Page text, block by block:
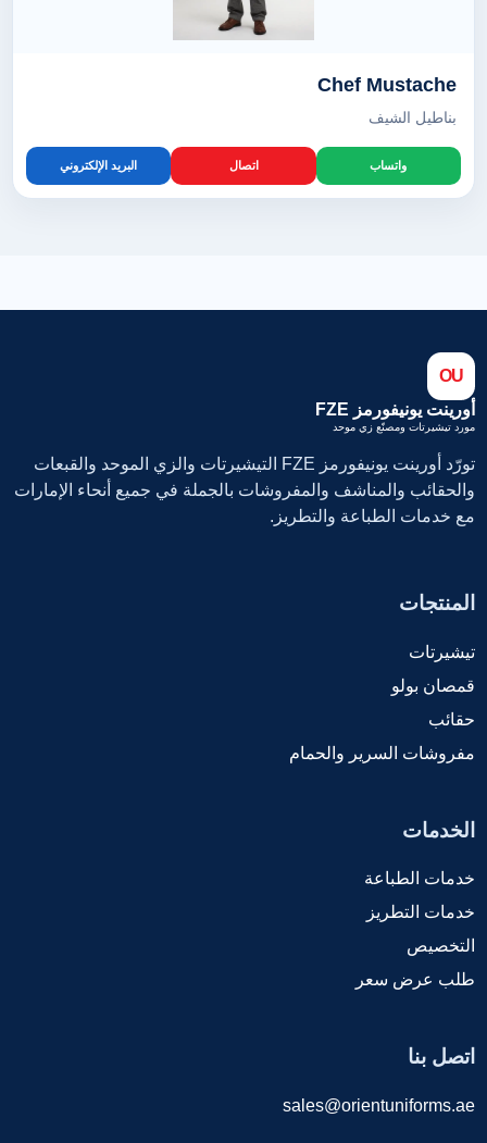
Chef Mustache
بناطيل الشيف
واتساب اتصال البريد الإلكتروني
OU
أورينت يونيفورمز FZE
مورد تيشيرتات ومصنّع زي موحد
تورّد أورينت يونيفورمز FZE التيشيرتات والزي الموحد والقبعات
والحقائب والمناشف والمفروشات بالجملة في جميع أنحاء الإمارات
مع خدمات الطباعة والتطريز.
المنتجات
تيشيرتات
قمصان بولو
حقائب
مفروشات السرير والحمام
الخدمات
خدمات الطباعة
خدمات التطريز
التخصيص
طلب عرض سعر
اتصل بنا
sales@orientuniforms.ae